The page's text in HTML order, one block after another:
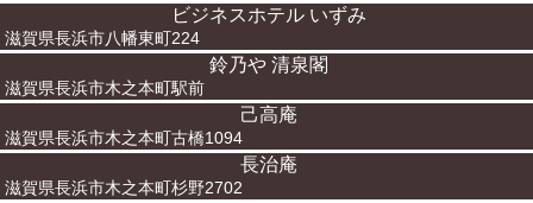
ビジネスホテル いずみ
滋賀県長浜市八幡東町224
鈴乃や 清泉閣
滋賀県長浜市木之本町駅前
己高庵
滋賀県長浜市木之本町古橋1094
長治庵
滋賀県長浜市木之本町杉野2702